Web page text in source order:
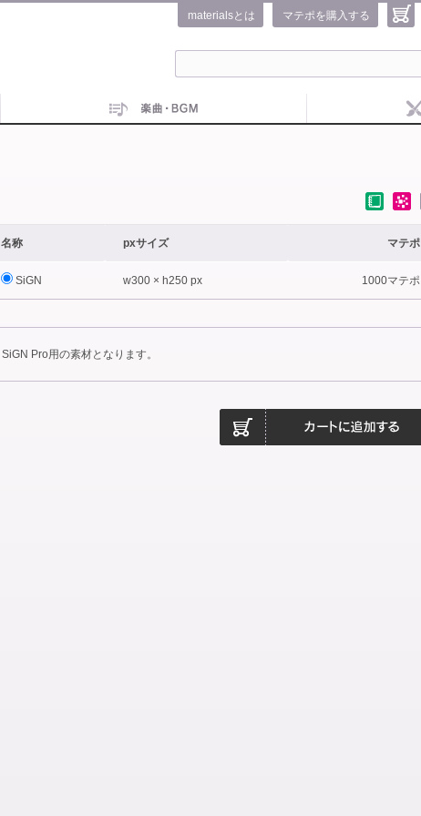
マテポを購入する
materialsとは
名称 pxサイズ マテポ
SiGN w300 × h250 px 1000マテポ
SiGN Pro用の素材となります。